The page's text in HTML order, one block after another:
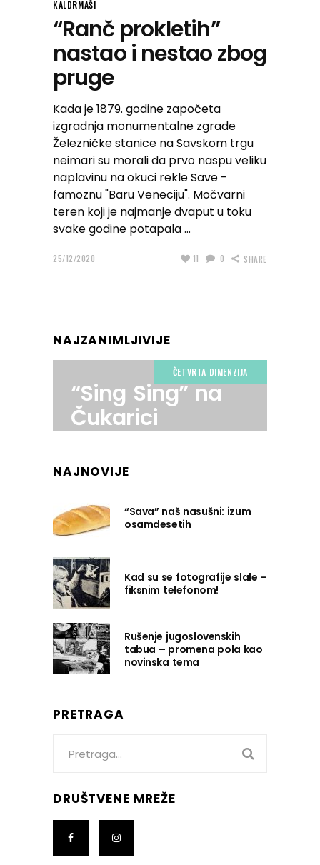
KALDRMAŠI
“Ranč prokletih”
nastao i nestao zbog
pruge
Kada je 1879. godine započeta
izgradnja monumentalne zgrade
Železničke stanice na Savskom trgu
neimari su morali da prvo naspu veliku
naplavinu na okuci rekle Save -
famoznu "Baru Veneciju". Močvarni
teren koji je najmanje dvaput u toku
svake godine potapala
25/12/2020 11 0 SHARE
NAJZANIMLJIVIJE
ČETVRTA DIMENZIJA
“Sing Sing” na
Čukarici
NAJNOVIJE
“Sava” naš nasušni: izum
osamdesetih
Kad su se fotografije slale –
fiksnim telefonom!
Rušenje jugoslovenskih
tabua – promena pola kao
novinska tema
PRETRAGA
DRUŠTVENE MREŽE